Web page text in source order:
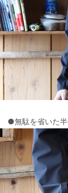
●無駄を省いた